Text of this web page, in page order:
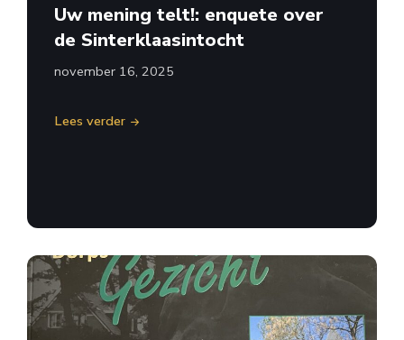
Uw mening telt!: enquete over
de Sinterklaasintocht
november 16, 2025
Lees verder